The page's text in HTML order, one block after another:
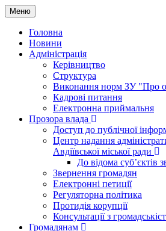
Меню
Головна
Новини
Адміністрація
Керівництво
Структура
Виконання норм ЗУ "Про
Кадрові питання
Електронна приймальня
Прозора влада
Доступ до публічної
Центр надання
Авдіївської міської ради
До відома суб’єктів
Звернення громадян
Електронні петиції
Регуляторна політика
Протидія корупції
Консультації з
Громадянам